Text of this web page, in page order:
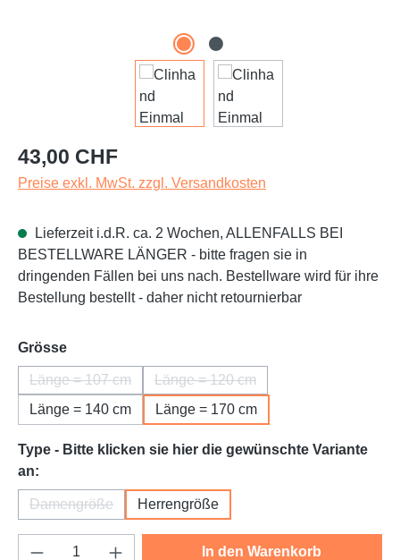
Regulärer Preis:
43,00 CHF
Preise exkl. MwSt. zzgl. Versandkosten
Lieferzeit i.d.R. ca. 2 Wochen, ALLENFALLS BEI
BESTELLWARE LÄNGER - bitte fragen sie in
dringenden Fällen bei uns nach. Bestellware wird für ihre
Bestellung bestellt - daher nicht retournierbar
Grösseauswählen
Länge = 107 cm
(Diese Option ist zurzeit nicht verfügbar.)
Länge = 120 cm
(Diese Option ist zurzeit nicht
Länge = 140 cm Länge = 170 cm
Type - Bitte klicken sie hier die gewünschte Variante
an:
Damengröße
(Diese Option ist zurzeit nicht verfügbar.)
Herrengröße
Produkt Anzahl: Gib den gewünschten
In den Warenkorb